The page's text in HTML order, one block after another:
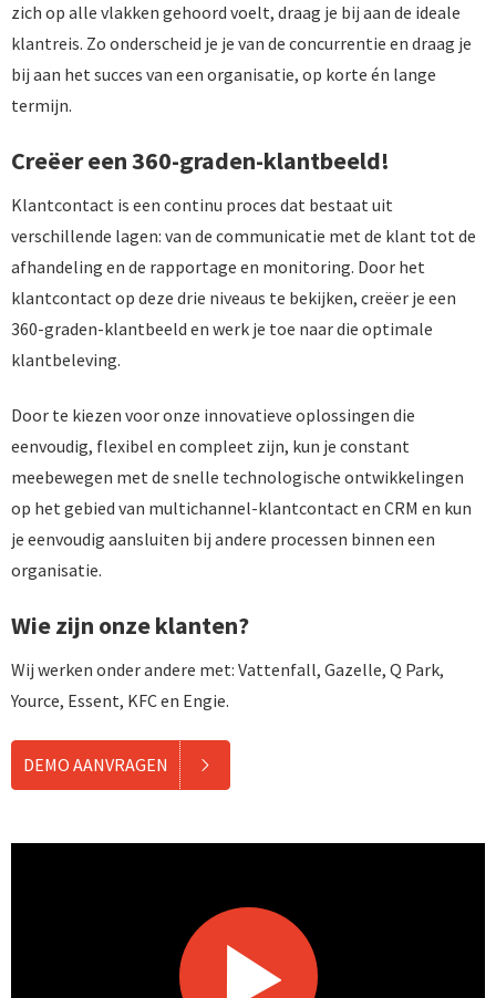
zich op alle vlakken gehoord voelt, draag je bij aan de ideale
klantreis. Zo onderscheid je je van de concurrentie en draag je
bij aan het succes van een organisatie, op korte én lange
termijn.
Creëer een 360-graden-klantbeeld!
Klantcontact is een continu proces dat bestaat uit
verschillende lagen: van de communicatie met de klant tot de
afhandeling en de rapportage en monitoring. Door het
klantcontact op deze drie niveaus te bekijken, creëer je een
360-graden-klantbeeld en werk je toe naar die optimale
klantbeleving.
Door te kiezen voor onze innovatieve oplossingen die
eenvoudig, flexibel en compleet zijn, kun je constant
meebewegen met de snelle technologische ontwikkelingen
op het gebied van multichannel-klantcontact en CRM en kun
je eenvoudig aansluiten bij andere processen binnen een
organisatie.
Wie zijn onze klanten?
Wij werken onder andere met: Vattenfall, Gazelle, Q Park,
Yource, Essent, KFC en Engie.
DEMO AANVRAGEN